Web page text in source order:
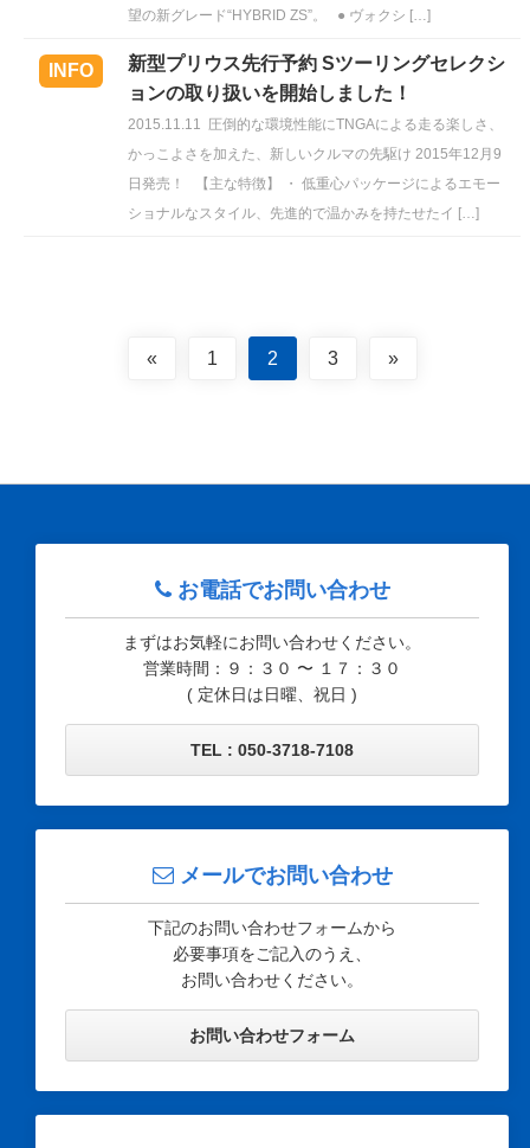
望の新グレード“HYBRID ZS”。 ● ヴォクシ […]
INFO
新型プリウス先行予約 Sツーリングセレクシ
ョンの取り扱いを開始しました！
2015.11.11
圧倒的な環境性能にTNGAによる走る楽しさ、
かっこよさを加えた、新しいクルマの先駆け 2015年12月9
日発売！ 【主な特徴】 ・ 低重心パッケージによるエモー
ショナルなスタイル、先進的で温かみを持たせたイ […]
« 1 2 3 »
お電話でお問い合わせ
まずはお気軽にお問い合わせください。
営業時間：９：３０ 〜 １７：３０
( 定休日は日曜、祝日 )
TEL : 050-3718-7108
メールでお問い合わせ
下記のお問い合わせフォームから
必要事項をご記入のうえ、
お問い合わせください。
お問い合わせフォーム